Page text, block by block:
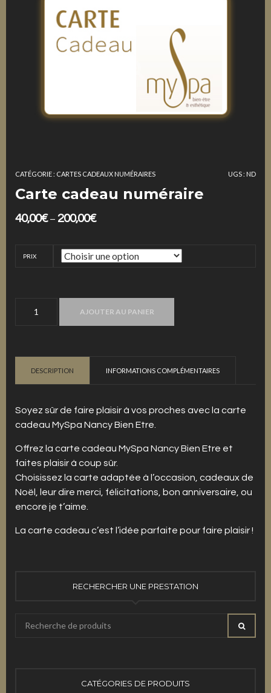
UGS : ND
CATÉGORIE : CARTES CADEAUX NUMÉRAIRES
Carte cadeau numéraire
40,00€– 200,00€
PRIX
AJOUTER AU PANIER
DESCRIPTION INFORMATIONS COMPLÉMENTAIRES
Soyez sûr de faire plaisir à vos proches avec la carte
cadeau MySpa Nancy Bien Etre.
Offrez la carte cadeau MySpa Nancy Bien Etre et
faites plaisir à coup sûr.
Choisissez la carte adaptée à l’occasion, cadeaux de
Noël, leur dire merci, félicitations, bon anniversaire, ou
encore je t’aime.
La carte cadeau c’est l’idée parfaite pour faire plaisir !
RECHERCHER UNE PRESTATION
CATÉGORIES DE PRODUITS